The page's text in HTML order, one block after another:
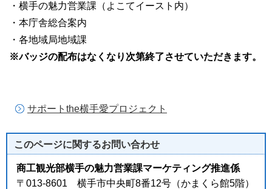
・横手の魅力営業課（よこてイースト内）
・本庁舎総合案内
・各地域局地域課
※バッジの配布はなくなり次第終了させていただきます。
サポートthe横手愛プロジェクト
このページに関するお問い合わせ
商工観光部横手の魅力営業課マーケティング推進係
〒013-8601 横手市中央町8番12号（かまくら館5階）